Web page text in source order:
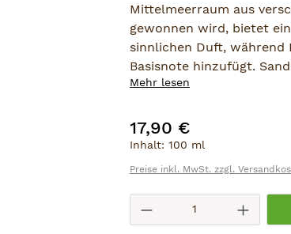
Mittelmeerraum aus
gewonnen wird, bietet
sinnlichen Duft, während
Basisnote hinzufügt.
unwiderstehlich
feurige Leidenschaft des
in dieses Öl holen.
Zur Massage:direkt auf
Zum Baden:
1–2 Esslöffel
Mehr lesen
Regulärer Preis:
17,90 €
Inhalt: 100 ml
Preise inkl. MwSt. zzgl.
Produkt